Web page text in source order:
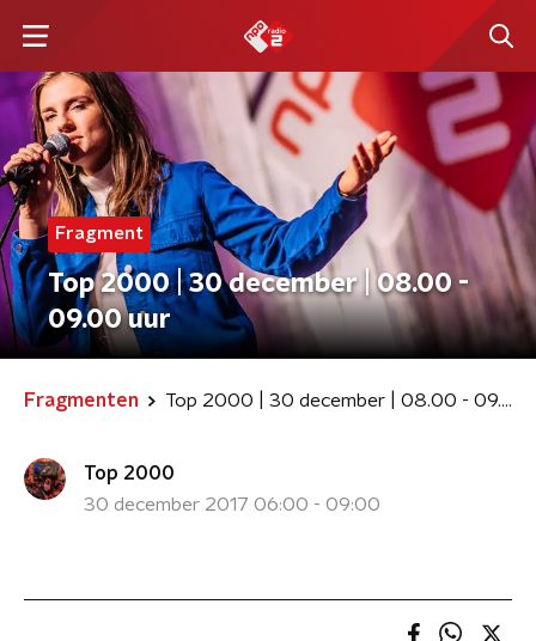
Fragment
Top 2000 | 30 december | 08.00 -
09.00 uur
Fragmenten Top 2000 | 30 december | 08.00 - 09.00 uur
Top 2000
30 december 2017 06:00 - 09:00